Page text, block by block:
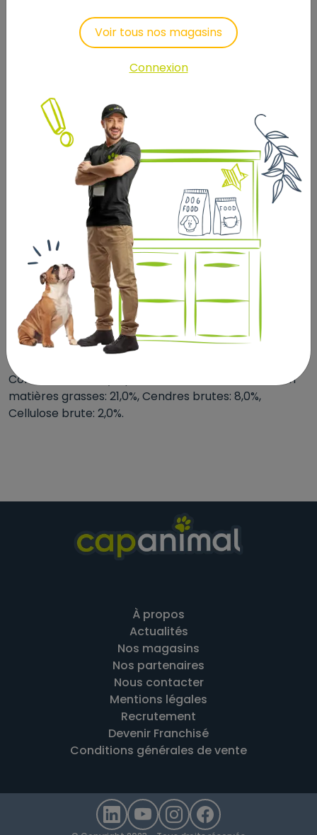
Une combinaison adaptée des teneurs en protéines
et en matières grasses pour favoriser une croissance
une bonne hygiène bucco-dentaire. Sans colorants
développée par les vétérinaires Purina. Convient
également aux chiennes en gestation ou en lactatio.
Composition : Poulet de haute qualité (20%) (dont dos
et coffre), Protéines de volaille déshydratées, Blé,
Graisses animales, Farine de soja, Riz (7%), Farine de
protéines de maïs, Pulpe de betterave déshydratée,
Maïs, Gluten de blé, Substances minérales, Huile de
poisson, Œufs déshydratés, Hydrolysat, Colostrum
déshydraté (0,1%).
Additifs nutritionnels: UI/kg: Vit A: 34000; Vit D3: 1100;
Vit E: 200; mg/kg: Vit C: 120; Sulfate de fer (II)
monohydraté: (Fe: 130); Iodate de calcium anhydre: (I:
2,0); Sulfate de cuivre (II) pentahydraté: (Cu: 14);
Sulfate manganeux monohydraté: (Mn: 48); Sulfate
de zinc monohydraté: (Zn: 120); Sélénite de sodium:
(Se: 0,14).
Constituants analytiques: Protéine: 32,0%, Teneur en
matières grasses: 21,0%, Cendres brutes: 8,0%,
Cellulose brute: 2,0%.
À propos
Actualités
Nos magasins
Nos partenaires
Nous contacter
Mentions légales
Recrutement
Devenir Franchisé
Conditions générales de vente
Voir tous nos magasins
Connexion